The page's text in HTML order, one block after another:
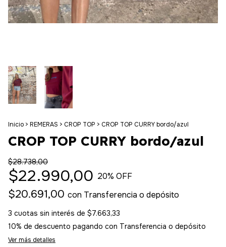
Inicio > REMERAS > CROP TOP > CROP TOP CURRY bordo/azul
CROP TOP CURRY bordo/azul
$28.738,00
$22.990,00 20% OFF
$20.691,00 con Transferencia o depósito
3 cuotas sin interés de $7.663,33
10% de descuento pagando con Transferencia o depósito
Ver más detalles